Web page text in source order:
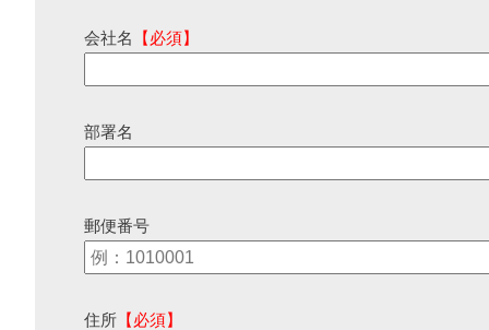
会社名 【必須】
部署名
郵便番号
住所 【必須】